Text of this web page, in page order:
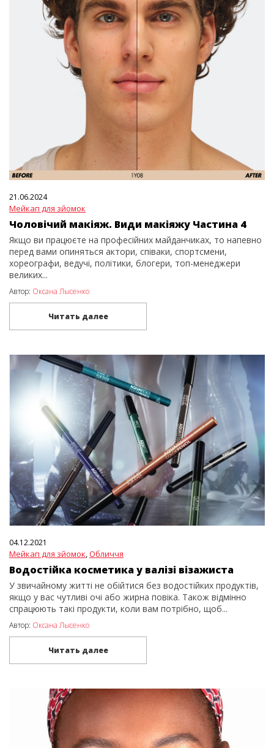
21.06.2024
Мейкап для зйомок
Чоловічий макіяж. Види макіяжу Частина 4
Якщо ви працюєте на професійних майданчиках, то напевно
перед вами опиняться актори, співаки, спортсмени,
хореографи, ведучі, політики, блогери, топ-менеджери
великих...
Автор: Оксана Лысенко
Читать далее
04.12.2021
Мейкап для зйомок,Обличчя
Водостійка косметика у валізі візажиста
У звичайному житті не обійтися без водостійких продуктів,
якщо у вас чутливі очі або жирна повіка. Також відмінно
спрацюють такі продукти, коли вам потрібно, щоб...
Автор: Оксана Лысенко
Читать далее